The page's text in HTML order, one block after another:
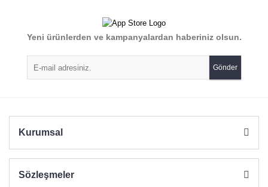
Yorum Yaz
Ürün resmi kalitesiz, bozuk veya görüntülenemiyor.
Ürün açıklamasında eksik bilgiler bulunuyor.
Ürün bilgilerinde hatalar bulunuyor.
Yeni ürünlerden ve kampanyalardan haberiniz olsun.
Gönder
Kurumsal
Sözleşmeler